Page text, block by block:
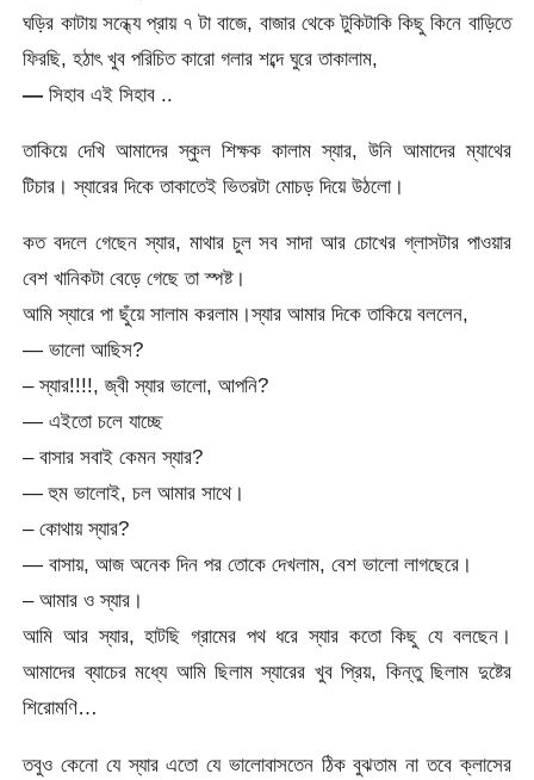
ঘড়ির কাটায় সন্ধ্যে প্রায় ৭ টা বাজে, বাজার থেকে টুকিটাকি কিছু কিনে বাড়িতে
ফিরছি, হঠাৎ খুব পরিচিত কারো গলার শব্দে ঘুরে তাকালাম,
— সিহাব এই সিহাব ..
তাকিয়ে দেখি আমাদের স্কুল শিক্ষক কালাম স্যার, উনি আমাদের ম্যাথের
টিচার। স্যারের দিকে তাকাতেই ভিতরটা মোচড় দিয়ে উঠলো।
কত বদলে গেছেন স্যার, মাথার চুল সব সাদা আর চোখের গ্লাসটার পাওয়ার
বেশ খানিকটা বেড়ে গেছে তা স্পষ্ট।
আমি স্যারে পা ছুঁয়ে সালাম করলাম।স্যার আমার দিকে তাকিয়ে বললেন,
— ভালো আছিস?
– স্যার!!!!, জ্বী স্যার ভালো, আপনি?
— এইতো চলে যাচ্ছে
– বাসার সবাই কেমন স্যার?
— হুম ভালোই, চল আমার সাথে।
– কোথায় স্যার?
— বাসায়, আজ অনেক দিন পর তোকে দেখলাম, বেশ ভালো লাগছেরে।
– আমার ও স্যার।
আমি আর স্যার, হাটছি গ্রামের পথ ধরে স্যার কতো কিছু যে বলছেন।
আমাদের ব্যাচের মধ্যে আমি ছিলাম স্যারের খুব প্রিয়, কিন্তু ছিলাম দুষ্টের
শিরোমণি…
তবুও কেনো যে স্যার এতো যে ভালোবাসতেন ঠিক বুঝতাম না তবে ক্লাসের